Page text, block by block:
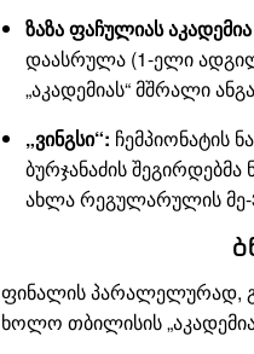
ზაზა ფაჩულიას
დაასრულა (1-ელი
„აკადემიას“ მშრალი
„ვინგსი“: ჩემპიონატის
ბურჯანაძის
ახლა რეგულარულის მე-
ფინალის პარალელურად,
ხოლო თბილისის